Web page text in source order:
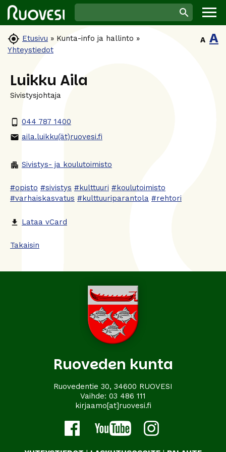
 Etusivu » Kunta-info ja hallinto »
Yhteystiedot
A A
Luikku Aila
Sivistysjohtaja
phone_android 044 787 1400
email aila.luikku(ät)ruovesi.fi
apartment Sivistys- ja koulutoimisto
#opisto #sivistys #kulttuuri #koulutoimisto
#varhaiskasvatus #kulttuuriparantola #rehtori
file_download Lataa vCard
Takaisin
Ruoveden kunta
Ruovedentie 30, 34600 RUOVESI
Vaihde: 03 486 111
kirjaamo[at]ruovesi.fi